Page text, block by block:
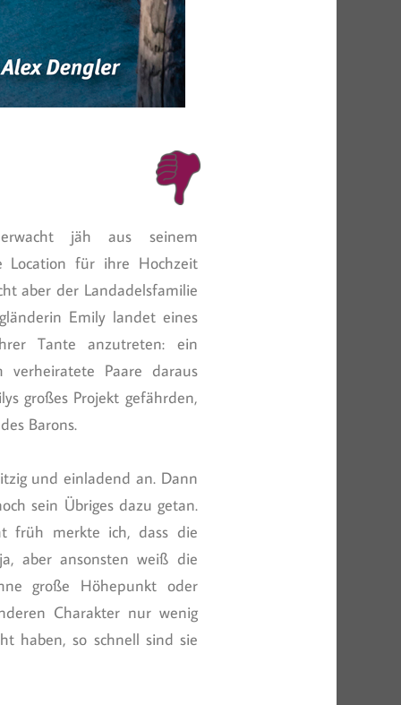
erwacht jäh aus seinem
Location für ihre Hochzeit
aber der Landadelsfamilie
Emily landet eines
Tante anzutreten: ein
Paare daraus
großes Projekt gefährden,
Barons.
und einladend an. Dann
sein Übriges dazu getan.
früh merkte ich, dass die
aber ansonsten weiß die
große Höhepunkt oder
Charakter nur wenig
haben, so schnell sind sie